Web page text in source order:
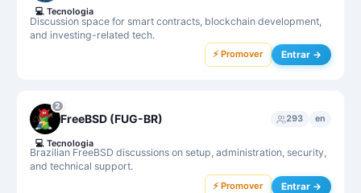
Discussion space for smart contracts, blockchain development,
and investing-related tech.
💻 Tecnologia
⚡ Promover Entrar →
2
FreeBSD (FUG-BR) 293 en
Brazilian FreeBSD discussions on setup, administration, security,
and technical support.
💻 Tecnologia
⚡ Promover Entrar →